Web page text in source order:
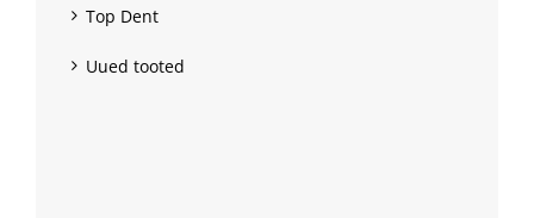
Top Dent
Uued tooted